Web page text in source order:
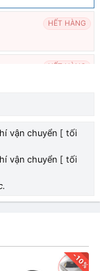
HẾT HÀNG
HẾT HÀNG
vận chuyển [ tối
vận chuyển [ tối
-10%